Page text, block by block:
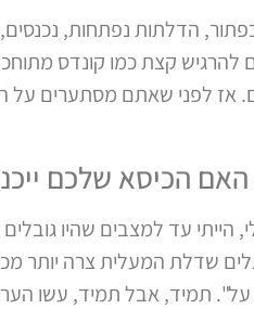
כפתור, הדלתות נפתחות,
קצת כמו קונדס
לפני שאתם מסתערים על
הכיסא שלכם
הייתי עד למצבים שהיו
שדלת המעלית צרה יותר
על". תמיד, אבל תמיד,